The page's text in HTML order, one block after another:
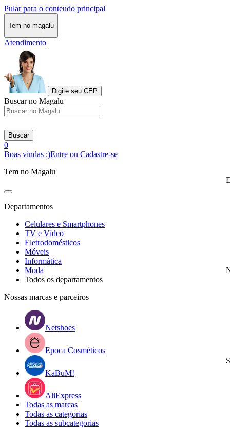
Pular para o conteudo principal
Tem no magalu
Atendimento
Digite seu CEP
Buscar no Magalu
Buscar
0
Boas vindas :)Entre ou Cadastre-se
Tem no Magalu
Departamentos
Celulares e Smartphones
TV e Vídeo
Eletrodomésticos
Móveis
Informática
Moda
Todos os departamentos
Nossas marcas e parceiros
Netshoes
Epoca Cosméticos
KaBuM!
AliExpress
Todas as marcas
Todas as categorias
Todas as subcategorias